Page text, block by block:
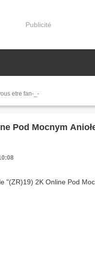
Publicité
etre fan-_-
Pod Mocnym